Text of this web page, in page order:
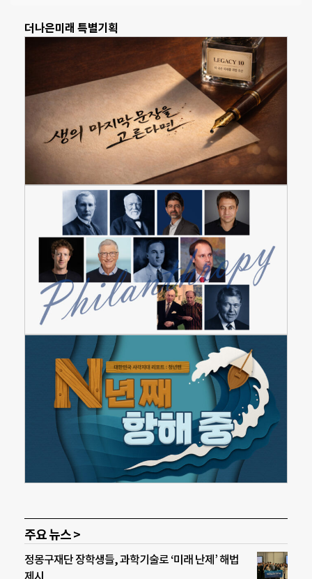
더나은미래 특별기획
주요 뉴스 >
정몽구재단 장학생들, 과학기술로 ‘미래 난제’ 해법